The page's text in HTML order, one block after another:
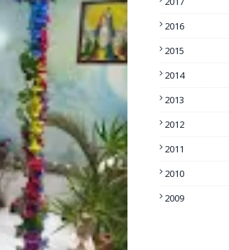
2016
2015
2014
2013
2012
2011
2010
2009